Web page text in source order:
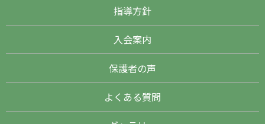
指導方針
入会案内
保護者の声
よくある質問